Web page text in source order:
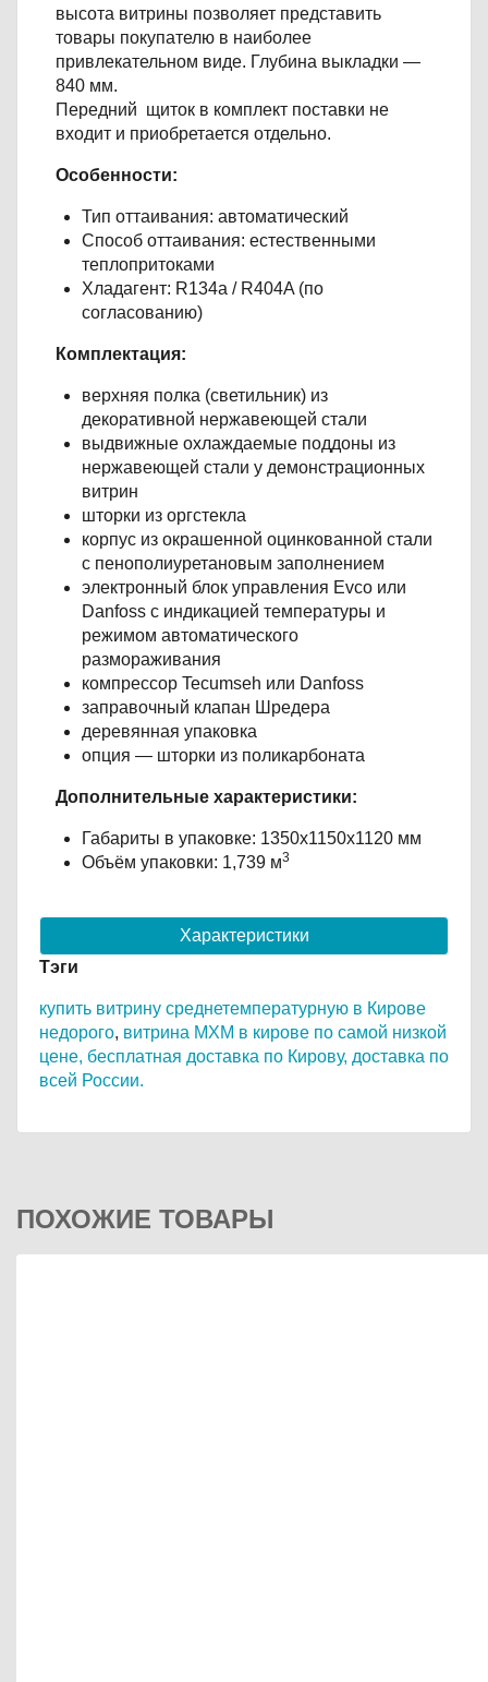
высота витрины позволяет представить
товары покупателю в наиболее
привлекательном виде. Глубина выкладки —
840 мм.
Передний щиток в комплект поставки не
входит и приобретается отдельно.
Особенности:
Тип оттаивания: автоматический
Способ оттаивания: естественными
теплопритоками
Хладагент: R134a / R404A (по
согласованию)
Комплектация:
верхняя полка (светильник) из
декоративной нержавеющей стали
выдвижные охлаждаемые поддоны из
нержавеющей стали у демонстрационных
витрин
шторки из оргстекла
корпус из окрашенной оцинкованной стали
с пенополиуретановым заполнением
электронный блок управления Evco или
Danfoss с индикацией температуры и
режимом автоматического
размораживания
компрессор Tecumseh или Danfoss
заправочный клапан Шредера
деревянная упаковка
опция — шторки из поликарбоната
Дополнительные характеристики:
Габариты в упаковке: 1350х1150х1120 мм
Объём упаковки: 1,739 м3
Характеристики
Тэги
купить витрину среднетемпературную в Кирове
недорого, витрина МХМ в кирове по самой низкой
цене, бесплатная доставка по Кирову, доставка по
всей России.
ПОХОЖИЕ ТОВАРЫ